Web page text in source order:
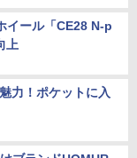
イール「CE28 N-p
上
力！ポケットに入